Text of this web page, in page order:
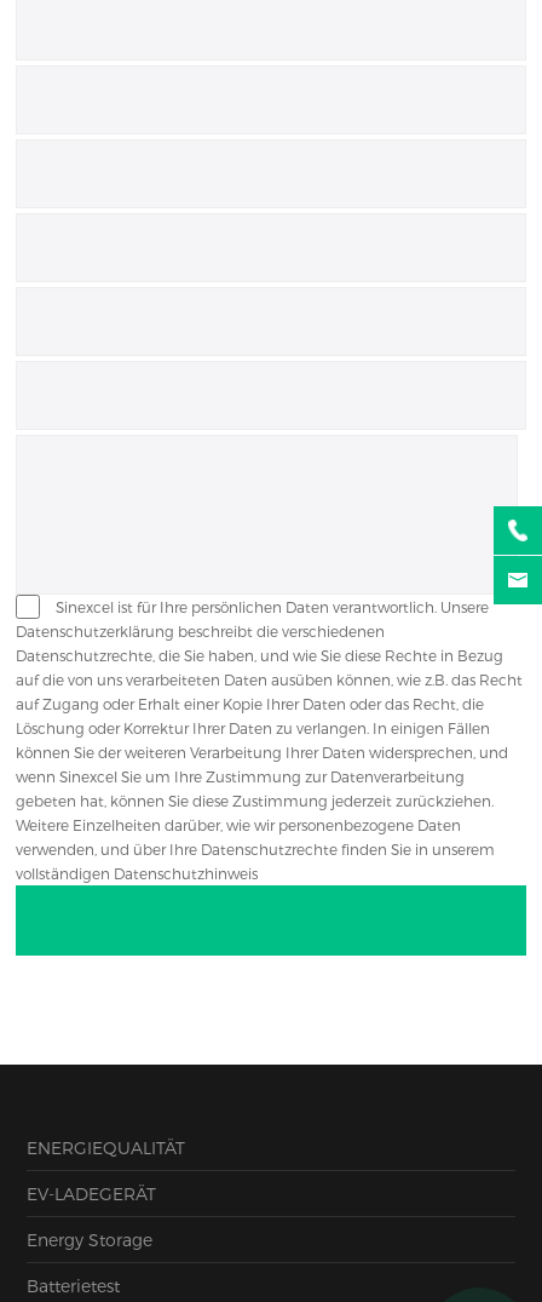
Sinexcel ist für Ihre persönlichen Daten verantwortlich. Unsere
Datenschutzerklärung beschreibt die verschiedenen
Datenschutzrechte, die Sie haben, und wie Sie diese Rechte in Bezug
auf die von uns verarbeiteten Daten ausüben können, wie z.B. das Recht
auf Zugang oder Erhalt einer Kopie Ihrer Daten oder das Recht, die
Löschung oder Korrektur Ihrer Daten zu verlangen. In einigen Fällen
können Sie der weiteren Verarbeitung Ihrer Daten widersprechen, und
wenn Sinexcel Sie um Ihre Zustimmung zur Datenverarbeitung
gebeten hat, können Sie diese Zustimmung jederzeit zurückziehen.
Weitere Einzelheiten darüber, wie wir personenbezogene Daten
verwenden, und über Ihre Datenschutzrechte finden Sie in unserem
vollständigen Datenschutzhinweis
ENERGIEQUALITÄT
EV-LADEGERÄT
Energy Storage
Batterietest